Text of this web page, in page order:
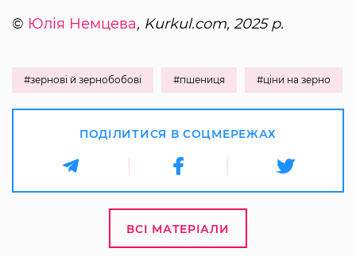
© Юлія Немцева, Kurkul.com, 2025 р.
#зернові й зернобобові #пшениця #ціни на зерно
ПОДІЛИТИСЯ В СОЦМЕРЕЖАХ
ВСІ МАТЕРІАЛИ